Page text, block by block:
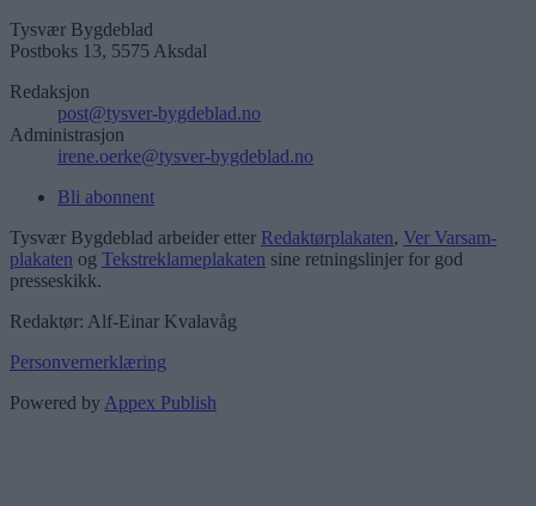
Tysvær Bygdeblad
Postboks 13, 5575 Aksdal
Redaksjon
post@tysver-bygdeblad.no
Administrasjon
irene.oerke@tysver-bygdeblad.no
Bli abonnent
Tysvær Bygdeblad arbeider etter Redaktørplakaten, Ver Varsam-
plakaten og Tekstreklameplakaten sine retningslinjer for god
presseskikk.
Redaktør: Alf-Einar Kvalavåg
Personvernerklæring
Powered by Appex Publish